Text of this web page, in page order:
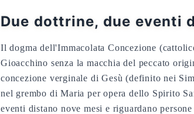
Due dottrine, due eventi
Il dogma dell'Immacolata Concezione
Gioacchino senza la macchia del peccato
concezione verginale di Gesù (definito nei
nel grembo di Maria per opera dello Spirito
eventi distano nove mesi e riguardano persone